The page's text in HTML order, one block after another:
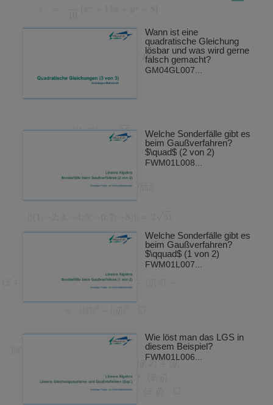
Wann ist eine
quadratische Gleichung
lösbar und was wird gerne
falsch gemacht?
GM04GL007...
Welche Sonderfälle gibt es
beim Gaußverfahren?
$\quad$ (2 von 2)
FWM01L008...
Welche Sonderfälle gibt es
beim Gaußverfahren?
$\qquad$ (1 von 2)
FWM01L007...
Wie löst man das LGS in
diesem Beispiel?
FWM01L006...